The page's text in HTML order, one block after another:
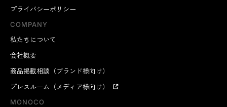
プライバシーポリシー
COMPANY
私たちについて
会社概要
商品掲載相談（ブランド様向け）
プレスルーム（メディア様向け）
MONOCO